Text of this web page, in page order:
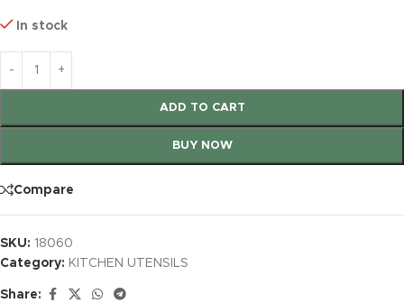
In stock
ADD TO CART
BUY NOW
Compare
SKU: 18060
Category: KITCHEN UTENSILS
Share: